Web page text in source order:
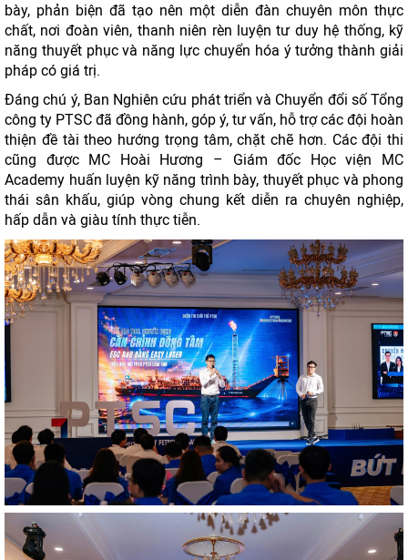
bày, phản biện đã tạo nên một diễn đàn chuyên môn thực
chất, nơi đoàn viên, thanh niên rèn luyện tư duy hệ thống, kỹ
năng thuyết phục và năng lực chuyển hóa ý tưởng thành giải
pháp có giá trị.
Đáng chú ý, Ban Nghiên cứu phát triển và Chuyển đổi số Tổng
công ty PTSC đã đồng hành, góp ý, tư vấn, hỗ trợ các đội hoàn
thiện đề tài theo hướng trọng tâm, chặt chẽ hơn. Các đội thi
cũng được MC Hoài Hương – Giám đốc Học viện MC
Academy huấn luyện kỹ năng trình bày, thuyết phục và phong
thái sân khấu, giúp vòng chung kết diễn ra chuyên nghiệp,
hấp dẫn và giàu tính thực tiễn.